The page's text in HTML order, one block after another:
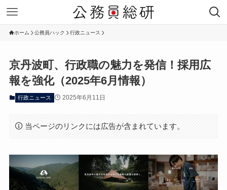
ホーム 公務員ハック 行政ニュース
京丹波町、行政職の魅力を発信！採用広
報を強化（2025年6月情報）
行政ニュース 2025年6月11日
当ページのリンクには広告が含まれています。